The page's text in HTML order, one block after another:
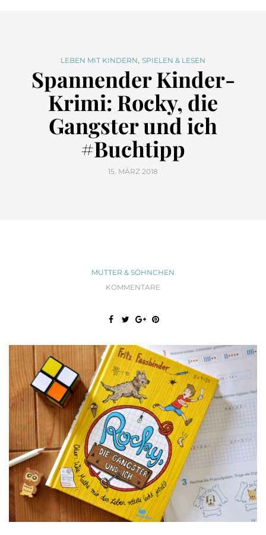
LEBEN MIT KINDERN, SPIELEN & LESEN
Spannender Kinder-
Krimi: Rocky, die
Gangster und ich
#Buchtipp
15. MÄRZ 2018
MUTTER & SÖHNCHEN
KOMMENTARE